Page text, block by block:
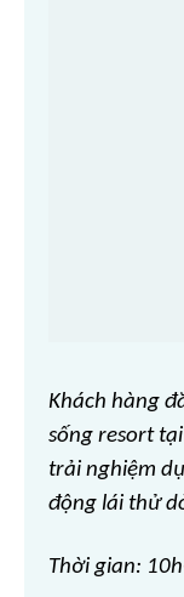
Khách hàng
sống resort
trải nghiệm
động lái thử
Thời gian: